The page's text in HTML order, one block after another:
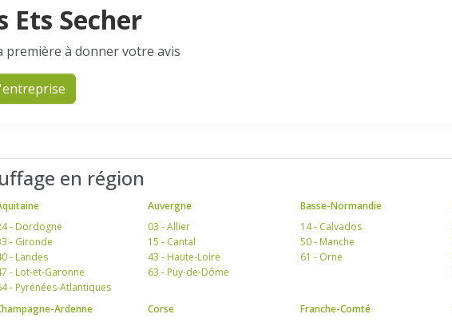
Ets Secher
première à donner votre avis
en région
- Dordogne
- Gironde
- Landes
- Lot-et-Garonne
- Pyrénées-Atlantiques
Auvergne
03 - Allier
15 - Cantal
43 - Haute-Loire
63 - Puy-de-Dôme
Basse-Normandie
14 - Calvados
50 - Manche
61 - Orne
Ardenne
Corse
Franche-Comté